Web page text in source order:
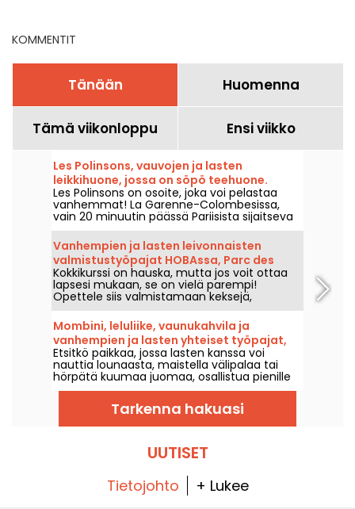
KOMMENTIT
Tänään Huomenna
Tämä viikonloppu Ensi viikko
Les Polinsons, vauvojen ja lasten
leikkihuone, jossa on söpö teehuone.
Les Polinsons on osoite, joka voi pelastaa
vanhemmat! La Garenne-Colombesissa,
vain 20 minuutin päässä Pariisista sijaitseva
uusi leikkihuone tarjoaa rauhallisen
Montessori-ympäristön vauvoille
syntymästä alkaen ja lapsille noin 12-
vuotiaiksi asti sekä suloisen teehuoneen
vanhemmille. Rauhan tyyssija pariisilaisille
perheille. Avataan uudelleen 27. huhtikuuta,
varauksia suositellaan!
Vanhempien ja lasten leivonnaisten
valmistustyöpajat HOBAssa, Parc des
Batignollesin ruokakeskuksessa (17.
arrondissement)
Kokkikurssi on hauska, mutta jos voit ottaa
lapsesi mukaan, se on vielä parempi!
Opettele siis valmistamaan keksejä,
muffineja ja muita välipalakakkuja HOBA:n
koko vuoden ajan järjestämissä vanhempien
ja lasten kokkaustilaisuuksissa.
Mombini, leluliike, vaunukahvila ja
vanhempien ja lasten yhteiset työpajat,
15. kaupunginosassa.
Etsitkö paikkaa, jossa lasten kanssa voi
nauttia lounaasta, maistella välipalaa tai
hörpätä kuumaa juomaa, osallistua pienille
suunnattuun virikkeelliseen työpajaan… sekä
löytää lelukaupan, josta löytyy lukuisia
lahjoja? Matka vie meidät Pariisin 15.
arrondissementin Vaugirardin alueelle,
Tarkenna hakuasi
UUTISET
Tietojohto + Lukee